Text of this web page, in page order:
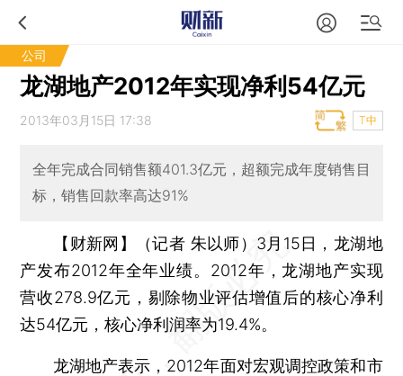
公司
龙湖地产2012年实现净利54亿元
2013年03月15日 17:38 T中
全年完成合同销售额401.3亿元，超额完成年度销售目
标，销售回款率高达91%
【财新网】（记者 朱以师） 3月15日，龙湖地
产发布2012年全年业绩。2012年，龙湖地产实现
营收278.9亿元，剔除物业评估增值后的核心净利
达54亿元，核心净利润率为19.4%。
龙湖地产表示，2012年面对宏观调控政策和市